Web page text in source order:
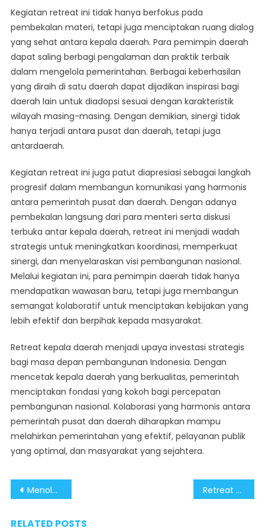
Kegiatan retreat ini tidak hanya berfokus pada
pembekalan materi, tetapi juga menciptakan ruang dialog
yang sehat antara kepala daerah. Para pemimpin daerah
dapat saling berbagi pengalaman dan praktik terbaik
dalam mengelola pemerintahan. Berbagai keberhasilan
yang diraih di satu daerah dapat dijadikan inspirasi bagi
daerah lain untuk diadopsi sesuai dengan karakteristik
wilayah masing-masing. Dengan demikian, sinergi tidak
hanya terjadi antara pusat dan daerah, tetapi juga
antardaerah.
Kegiatan retreat ini juga patut diapresiasi sebagai langkah
progresif dalam membangun komunikasi yang harmonis
antara pemerintah pusat dan daerah. Dengan adanya
pembekalan langsung dari para menteri serta diskusi
terbuka antar kepala daerah, retreat ini menjadi wadah
strategis untuk meningkatkan koordinasi, memperkuat
sinergi, dan menyelaraskan visi pembangunan nasional.
Melalui kegiatan ini, para pemimpin daerah tidak hanya
mendapatkan wawasan baru, tetapi juga membangun
semangat kolaboratif untuk menciptakan kebijakan yang
lebih efektif dan berpihak kepada masyarakat.
Retreat kepala daerah menjadi upaya investasi strategis
bagi masa depan pembangunan Indonesia. Dengan
mencetak kepala daerah yang berkualitas, pemerintah
menciptakan fondasi yang kokoh bagi percepatan
pembangunan nasional. Kolaborasi yang harmonis antara
pemerintah pusat dan daerah diharapkan mampu
melahirkan pemerintahan yang efektif, pelayanan publik
yang optimal, dan masyarakat yang sejahtera.
Post
Menolak Provokasi, BBM Produksi Pertamina Terjamin Kualitas dan Standarnya Retreat Kepala Daerah Cetak Figur Pemimpin Disiplin dan Bertanggung Jawab
RELATED POSTS